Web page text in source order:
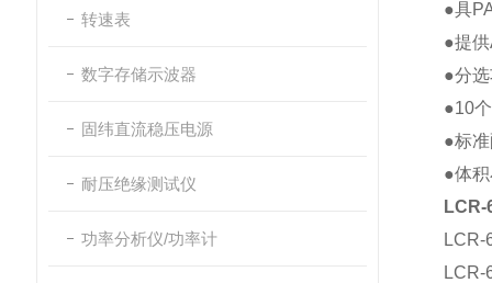
转速表
数字存储示波器
固纬直流稳压电源
耐压绝缘测试仪
功率分析仪/功率计
●具
●提
●分
●10
●标
●体
LCR-